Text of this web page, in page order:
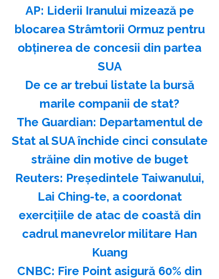
AP: Liderii Iranului mizează pe
blocarea Strâmtorii Ormuz pentru
obţinerea de concesii din partea
SUA
️De ce ar trebui listate la bursă
marile companii de stat?
The Guardian: Departamentul de
Stat al SUA închide cinci consulate
străine din motive de buget
Reuters: Preşedintele Taiwanului,
Lai Ching-te, a coordonat
exerciţiile de atac de coastă din
cadrul manevrelor militare Han
Kuang
CNBC: Fire Point asigură 60% din